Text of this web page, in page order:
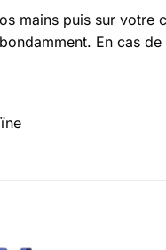
mains puis sur
En cas